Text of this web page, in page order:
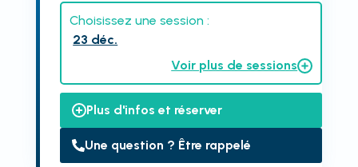
Choisissez une session :
23 déc.
Voir plus de sessions
Plus d'infos et réserver
Une question ? Être rappelé